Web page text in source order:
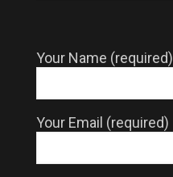
Your Name (required)
Your Email (required)